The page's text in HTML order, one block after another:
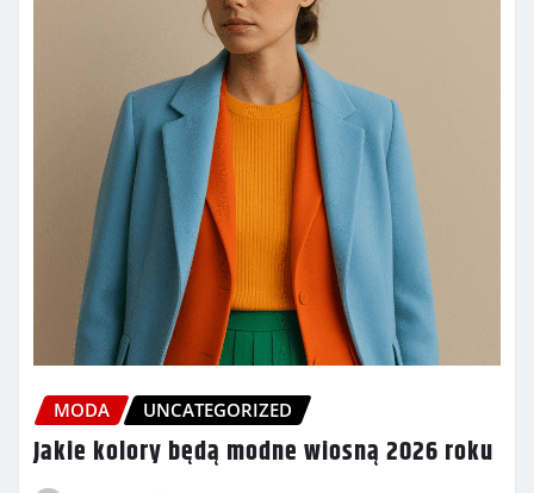
MODA UNCATEGORIZED
Jakie kolory będą modne wiosną 2026 roku